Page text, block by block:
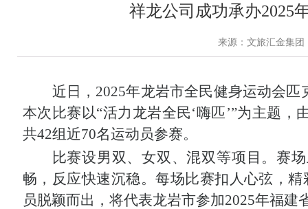
祥龙公司成功承办2025
来源：文旅汇金集
近日 ， 2025年龙岩市全民健身运动会匹
本次比赛以“活力龙岩全民‘嗨匹’”为主题，
共42组近70名运动员参赛。
比赛设男双、女双、混双等项目。赛
畅，反应快速沉稳。每场比赛扣人心弦，
员脱颖而出，将代表龙岩市参加2025年福建